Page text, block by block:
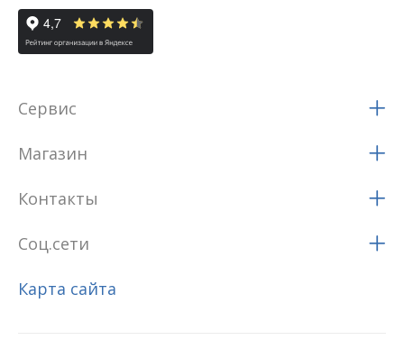
Сервис
Магазин
Контакты
Соц.сети
Карта сайта